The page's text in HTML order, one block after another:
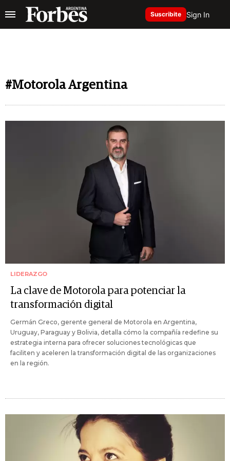
Suscribite Sign In
#Motorola Argentina
LIDERAZGO
La clave de Motorola para potenciar la
transformación digital
Germán Greco, gerente general de Motorola en Argentina,
Uruguay, Paraguay y Bolivia, detalla cómo la compañía redefine su
estrategia interna para ofrecer soluciones tecnológicas que
faciliten y aceleren la transformación digital de las organizaciones
en la región.